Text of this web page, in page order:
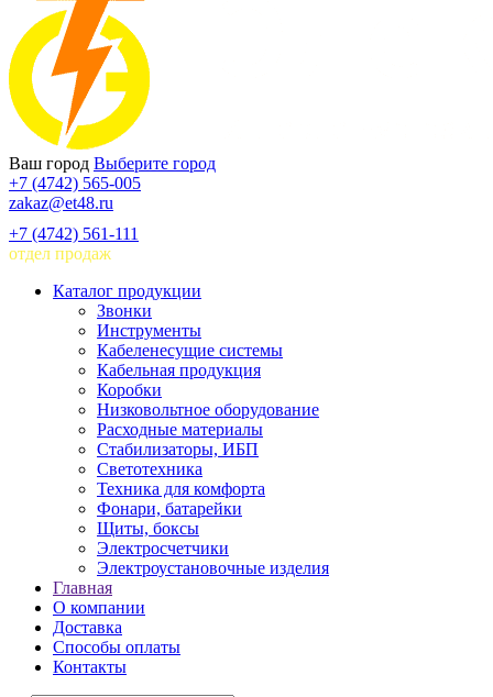
Ваш город Выберите город
+7 (4742) 565-005
zakaz@et48.ru
+7 (4742) 561-111
отдел продаж
Каталог продукции
Звонки
Инструменты
Кабеленесущие системы
Кабельная продукция
Коробки
Низковольтное оборудование
Расходные материалы
Стабилизаторы, ИБП
Светотехника
Техника для комфорта
Фонари, батарейки
Щиты, боксы
Электросчетчики
Электроустановочные изделия
Главная
О компании
Доставка
Способы оплаты
Контакты